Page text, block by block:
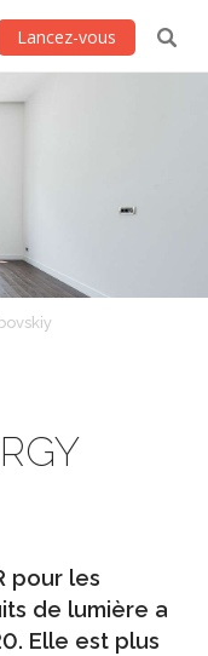
Lancez-vous
pour les
de lumière a
Elle est plus